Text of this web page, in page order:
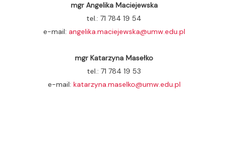
mgr Angelika Maciejewska
tel.: 71 784 19 54
e-mail: angelika.maciejewska@umw.edu.pl
mgr Katarzyna Masełko
tel.: 71 784 19 53
e-mail: katarzyna.maselko@umw.edu.pl